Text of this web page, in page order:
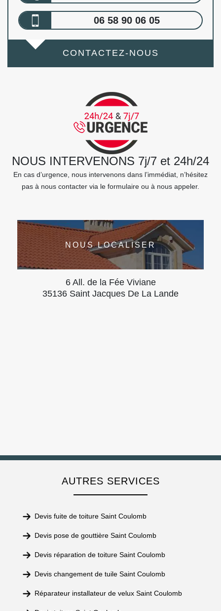
06 58 90 06 05
CONTACTEZ-NOUS
NOUS INTERVENONS 7j/7 et 24h/24
En cas d’urgence, nous intervenons dans l’immédiat, n’hésitez
pas à nous contacter via le formulaire ou à nous appeler.
NOUS LOCALISER
6 All. de la Fée Viviane
35136 Saint Jacques De La Lande
AUTRES SERVICES
Devis fuite de toiture Saint Coulomb
Devis pose de gouttière Saint Coulomb
Devis réparation de toiture Saint Coulomb
Devis changement de tuile Saint Coulomb
Réparateur installateur de velux Saint Coulomb